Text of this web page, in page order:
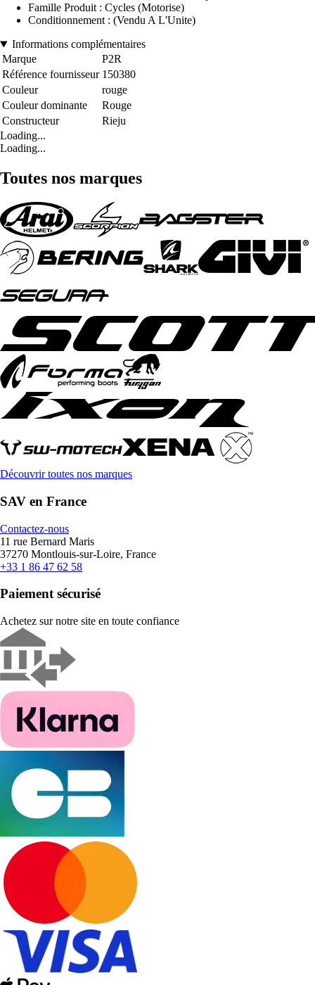
Famille Produit : Cycles (Motorise)
Conditionnement : (Vendu A L'Unite)
Informations complémentaires
Marque
P2R
Référence fournisseur 150380
Couleur
rouge
Couleur dominante
Rouge
Constructeur
Rieju
Loading...
Loading...
Toutes nos marques
Découvrir toutes nos marques
SAV en France
Contactez-nous
11 rue Bernard Maris
37270 Montlouis-sur-Loire, France
+33 1 86 47 62 58
Paiement sécurisé
Achetez sur notre site en toute confiance